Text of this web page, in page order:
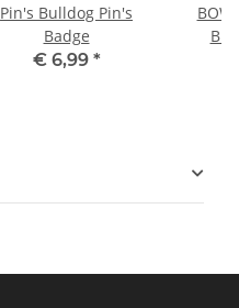
Pin's Bulldog Pin's
Badge
€ 6,99 *